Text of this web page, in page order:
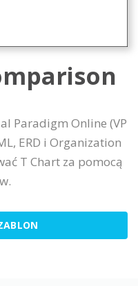
Paradigm Online (VP
ERD i Organization
T Chart za pomocą